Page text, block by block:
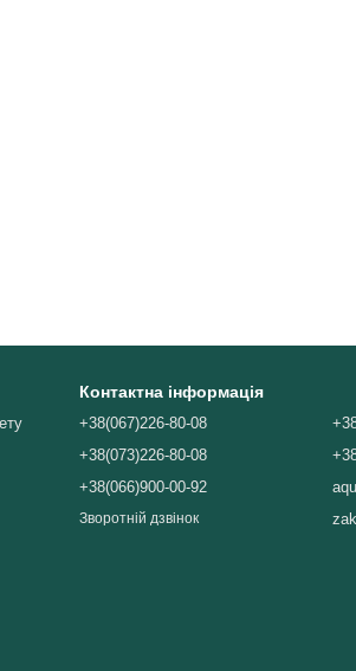
Контактна інформація
+38(067)226-80-08
+38(073)226-80-08
+38(066)900-00-92
Зворотній дзвінок